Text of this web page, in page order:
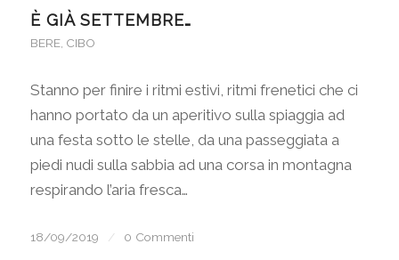
È GIÀ SETTEMBRE…
BERE, CIBO
Stanno per finire i ritmi estivi, ritmi frenetici che ci
hanno portato da un aperitivo sulla spiaggia ad
una festa sotto le stelle, da una passeggiata a
piedi nudi sulla sabbia ad una corsa in montagna
respirando l’aria fresca…
18/09/2019 / 0 Commenti